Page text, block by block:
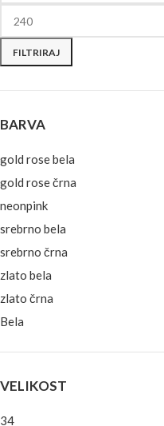
FILTRIRAJ
BARVA
gold rose bela
gold rose črna
neonpink
srebrno bela
srebrno črna
zlato bela
zlato črna
Bela
belo-zlata
črn/črnobelepikice
VELIKOST
34